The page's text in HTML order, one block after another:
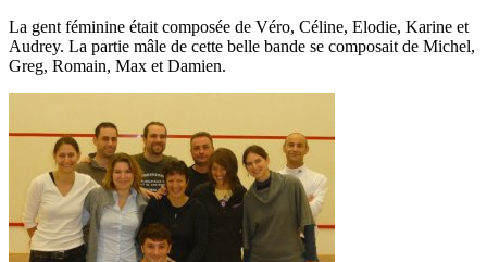
La gent féminine était composée de Véro, Céline, Elodie, Karine et
Audrey. La partie mâle de cette belle bande se composait de Michel,
Greg, Romain, Max et Damien.